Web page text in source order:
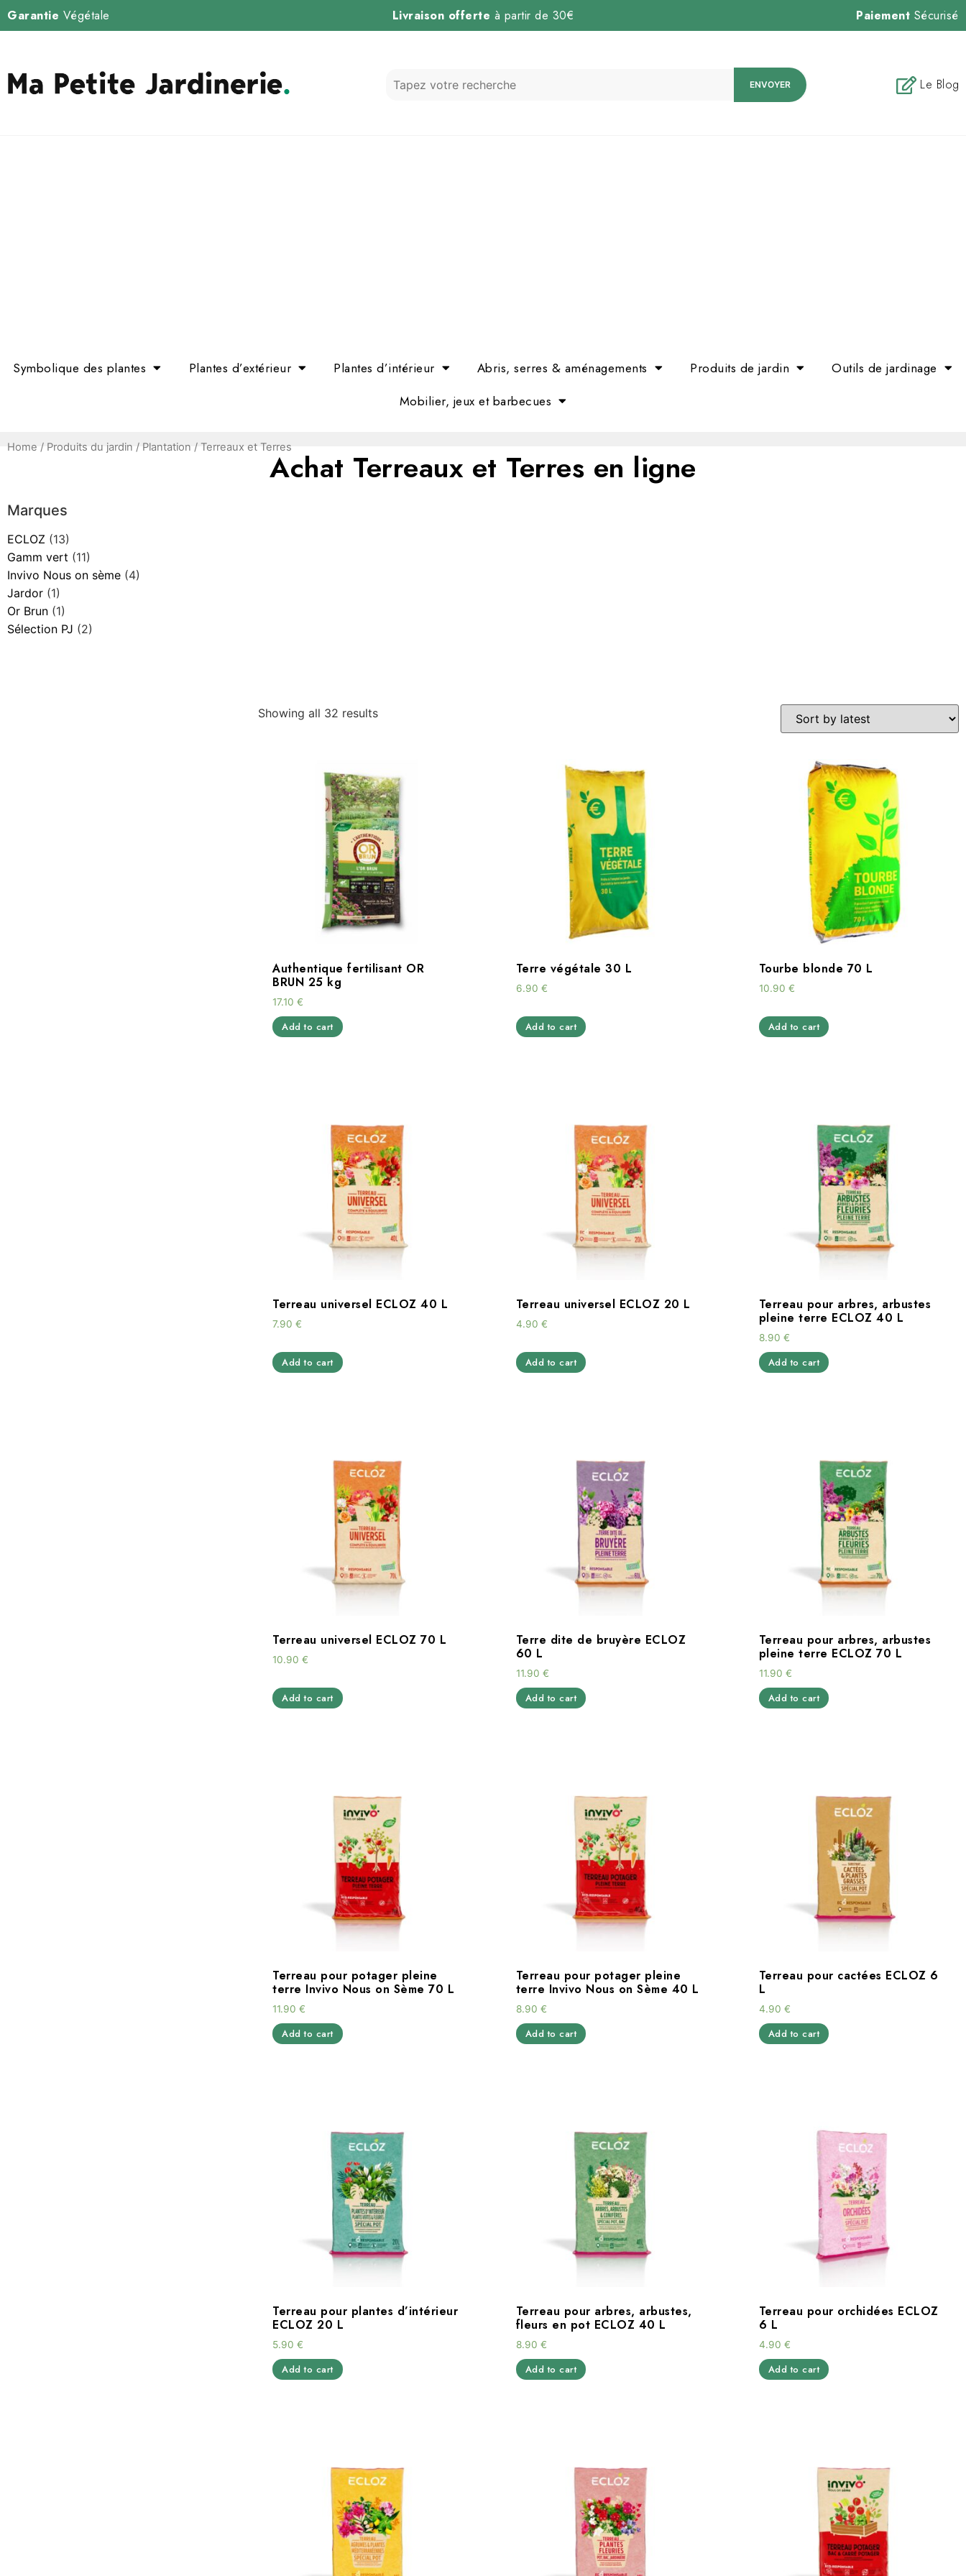
Garantie Végétale Livraison offerte à partir de 30€ Paiement Sécurisé
ENVOYER Le Blog
Symbolique des plantes Plantes d’extérieur Plantes d’intérieur Abris, serres & aménagements Produits de jardin
Outils de jardinage
Mobilier, jeux et barbecues
Home / Produits du jardin / Plantation / Terreaux et TerresAchat Terreaux et Terres en ligne
Marques
ECLOZ (13)
Gamm vert (11)
Invivo Nous on sème (4)
Jardor (1)
Or Brun (1)
Sélection PJ (2)
Showing all 32 results
Authentique fertilisant OR
BRUN 25 kg
17.10€
Add to cart
Terre végétale 30 L
6.90 €
Add to cart
Tourbe blonde 70 L
10.90 €
Add to cart
Terreau universel ECLOZ 40 L
7.90€
Add to cart
Terreau universel ECLOZ 20 L
4.90 €
Add to cart
Terreau pour arbres, arbustes
pleine terre ECLOZ 40 L
8.90 €
Add to cart
Terreau universel ECLOZ 70 L
10.90€
Add to cart
Terre dite de bruyère ECLOZ
60 L
11.90 €
Add to cart
Terreau pour arbres, arbustes
pleine terre ECLOZ 70 L
11.90 €
Add to cart
Terreau pour potager pleine
terre Invivo Nous on Sème 70 L
11.90€
Add to cart
Terreau pour potager pleine
terre Invivo Nous on Sème 40 L
8.90 €
Add to cart
Terreau pour cactées ECLOZ 6
L
4.90 €
Add to cart
Terreau pour plantes d’intérieur
ECLOZ 20 L
5.90€
Add to cart
Terreau pour arbres, arbustes,
fleurs en pot ECLOZ 40 L
8.90 €
Add to cart
Terreau pour orchidées ECLOZ
6 L
4.90 €
Add to cart